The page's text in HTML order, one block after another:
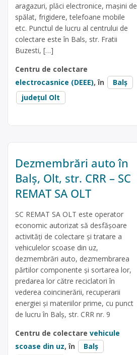
aragazuri, plăci electronice, mașini de
spălat, frigidere, telefoane mobile
etc. Punctul de lucru al centrului de
colectare este în Bals, str. Fratii
Buzesti, […]
Centru de colectare
electrocasnice (DEEE), în
Balș
județul Olt
Dezmembrări auto în
Balș, Olt, str. CRR – SC
REMAT SA OLT
SC REMAT SA OLT este operator
economic autorizat să desfăşoare
activităţi de colectare şi tratare a
vehiculelor scoase din uz,
dezmembrări auto, dezmembrarea
părtilor componente și sortarea lor,
predarea lor către reciclatori în
vederea coincinerării, recuperarii
energiei și materiilor prime, cu punct
de lucru în Balș, str. CRR nr. 9
Centru de colectare vehicule
scoase din uz, în
Balș